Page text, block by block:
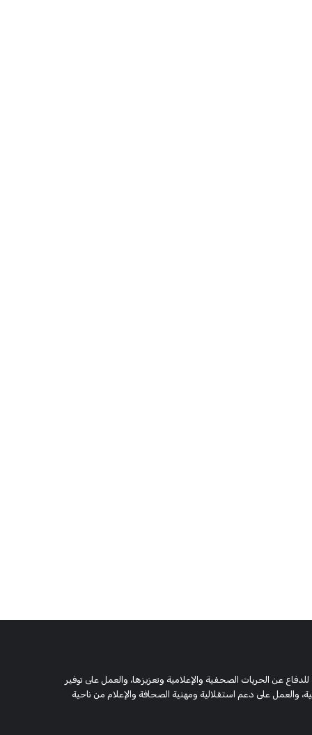
وحقوقية مستقلة، مسجلة تحت رقم 5805 لسنة 2016، تهدف للدفاع عن الحريات الصحفية والإعلامية وتعزيزها، والعمل على توفير
على دعم استقلالية ومهنية الصحافة والإعلام من ناحية